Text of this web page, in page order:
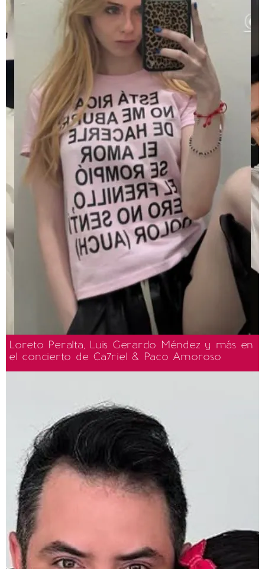
Loreto Peralta, Luis Gerardo Méndez y más en
el concierto de Ca7riel & Paco Amoroso